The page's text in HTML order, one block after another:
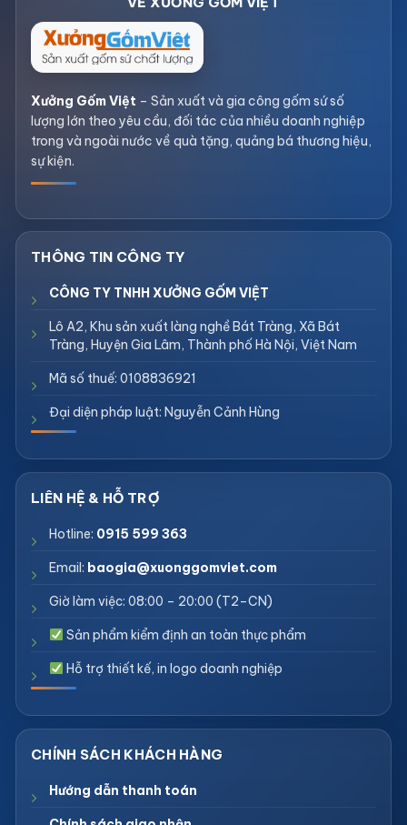
Xưởng Gốm Việt – Sản xuất và gia công gốm sứ số
lượng lớn theo yêu cầu, đối tác của nhiều doanh nghiệp
trong và ngoài nước về quà tặng, quảng bá thương hiệu,
sự kiện.
CÔNG TY TNHH XƯỞNG GỐM VIỆT
Lô A2, Khu sản xuất làng nghề Bát Tràng, Xã Bát
Tràng, Huyện Gia Lâm, Thành phố Hà Nội, Việt Nam
Mã số thuế: 0108836921
Đại diện pháp luật: Nguyễn Cảnh Hùng
Hotline: 0915 599 363
Email: baogia@xuonggomviet.com
Giờ làm việc: 08:00 – 20:00 (T2–CN)
Sản phẩm kiểm định an toàn thực phẩm
Hỗ trợ thiết kế, in logo doanh nghiệp
Hướng dẫn thanh toán